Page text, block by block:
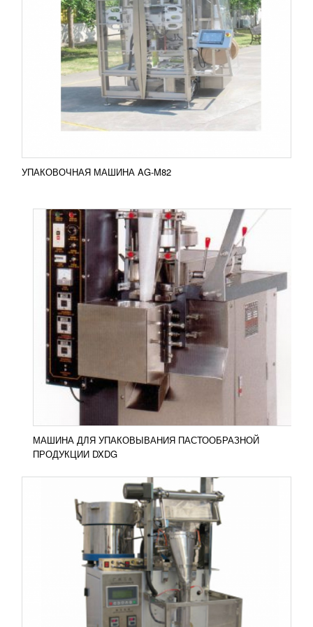
УПАКОВОЧНАЯ МАШИНА AG-M82
МАШИНА ДЛЯ УПАКОВЫВАНИЯ
ПАСТООБРАЗНОЙ ПРОДУКЦИИ DXDG
УЗНАТЬ ЦЕНУ
Автоматическая упаковочная машина серии
DXDG, вертикального типа, является
высокопроизводительным и надежным аппаратом
для упаковки жидких и...
ПОДРОБНЕЕ
Добавить в сравнение
МАШИНА ДЛЯ УПАКОВЫВАНИЯ ПАСТООБРАЗНОЙ
ПРОДУКЦИИ DXDG
ВЕРТИКАЛЬНАЯ УПАКОВОЧНАЯ МАШИНА
С ОДНИМ ПОДАЮЩИМ УСТРОЙСТВОМ
УЗНАТЬ ЦЕНУ
Вертикальная упаковочная машина с одним
вибрирующим подающим устройством имеет
такие особенности: 1. Вибрирующее подающее
устройство с...
ПОДРОБНЕЕ
Добавить в сравнение
ВЕРТИКАЛЬНАЯ УПАКОВОЧНАЯ МАШИНА
ALD-388
583 113RUB
Вертикальная упаковочная машина ALD-388 с
вибрирующим подающим устройством имеет
такие особенности: Возможносьт работы с